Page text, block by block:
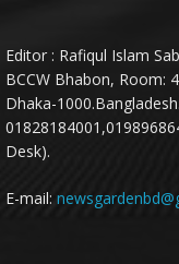
Editor : Rafiqul Islam
BCCW Bhabon, Room:
Dhaka-
Desk).
E-mail: